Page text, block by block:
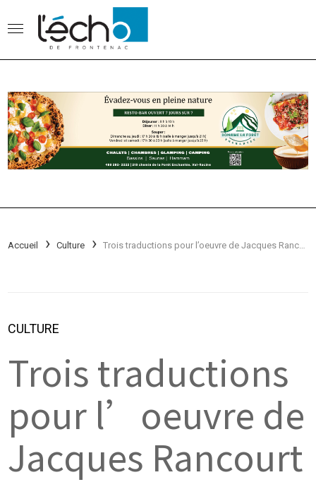
Accueil Culture Trois traductions pour l’oeuvre de Jacques Rancourt
CULTURE
Trois traductions
pour l’oeuvre de
Jacques Rancourt